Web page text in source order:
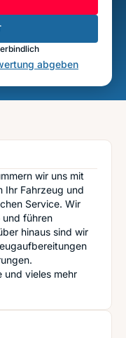
abgeben
wir uns mit
Ihr Fahrzeug und
Service. Wir
und führen
hinaus sind wir
und vieles mehr